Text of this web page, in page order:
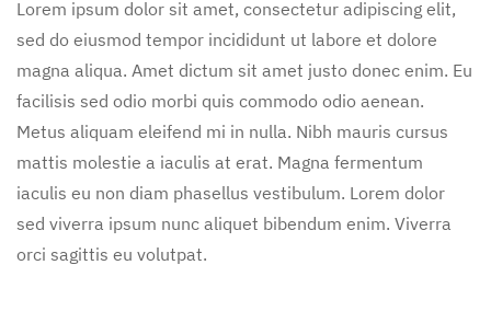
Lorem ipsum dolor sit amet, consectetur adipiscing elit,
sed do eiusmod tempor incididunt ut labore et dolore
magna aliqua. Amet dictum sit amet justo donec enim. Eu
facilisis sed odio morbi quis commodo odio aenean.
Metus aliquam eleifend mi in nulla. Nibh mauris cursus
mattis molestie a iaculis at erat. Magna fermentum
iaculis eu non diam phasellus vestibulum. Lorem dolor
sed viverra ipsum nunc aliquet bibendum enim. Viverra
orci sagittis eu volutpat.